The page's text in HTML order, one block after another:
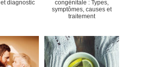
diagnostic
congénitale : Types,
symptômes, causes et
traitement